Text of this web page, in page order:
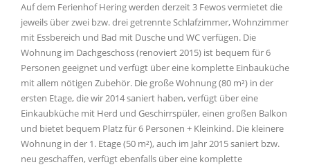
Auf dem Ferienhof Hering werden derzeit 3 Fewos vermietet die
jeweils über zwei bzw. drei getrennte Schlafzimmer, Wohnzimmer
mit Essbereich und Bad mit Dusche und WC verfügen. Die
Wohnung im Dachgeschoss (renoviert 2015) ist bequem für 6
Personen geeignet und verfügt über eine komplette Einbauküche
mit allem nötigen Zubehör. Die große Wohnung (80 m²) in der
ersten Etage, die wir 2014 saniert haben, verfügt über eine
Einkaubküche mit Herd und Geschirrspüler, einen großen Balkon
und bietet bequem Platz für 6 Personen + Kleinkind. Die kleinere
Wohnung in der 1. Etage (50 m²), auch im Jahr 2015 saniert bzw.
neu geschaffen, verfügt ebenfalls über eine komplette